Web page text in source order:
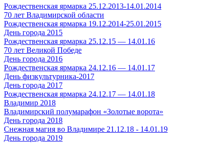
Рождественская ярмарка 25.12.2013-14.01.2014
70 лет Владимирской области
Рождественская ярмарка 19.12.2014-25.01.2015
День города 2015
Рождественская ярмарка 25.12.15 — 14.01.16
70 лет Великой Победе
День города 2016
Рождественская ярмарка 24.12.16 — 14.01.17
День физкультурника-2017
День города 2017
Рождественская ярмарка 24.12.17 — 14.01.18
Владимир 2018
Владимирский полумарафон «Золотые ворота»
День города 2018
Снежная магия во Владимире 21.12.18 - 14.01.19
День города 2019